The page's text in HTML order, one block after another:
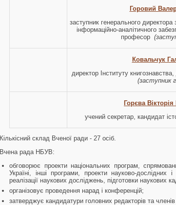
Горовий
заступник генерального
інформаційно-аналітичного
професор
Ковальчук
директор Інституту
(заступник
Горєва
учений секретар, кандидат
Кількісний склад Вченої ради - 27 осіб.
Вчена рада НБУВ:
обговорює проекти національних програм,
Україні, інші програми, проекти науково-дослідних
реалізації наукових досліджень, підготовки наукових
організовує проведення нарад і конференцій;
затверджує кандидатури головних редакторів та